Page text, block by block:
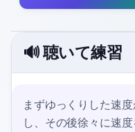
🔊 聴いて練習
まずゆっくりした速
し、その後徐々に速